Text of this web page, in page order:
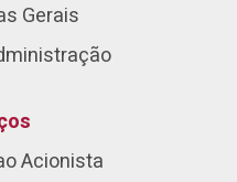
Gerais
Acionista